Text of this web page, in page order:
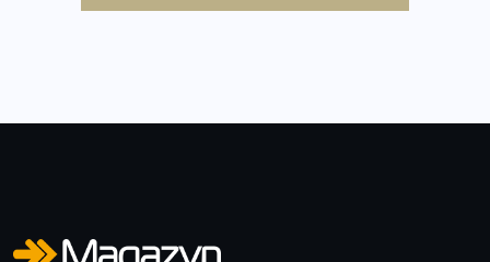
Jak zaplanować domowe cardio bez przepełniania